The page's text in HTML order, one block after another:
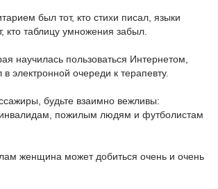
был тот, кто стихи писал, языки
кто таблицу умножения забыл.
научилась пользоваться Интернетом,
в электронной очереди к терапевту.
будьте взаимно вежливы:
инвалидам, пожилым людям и футболистам
женщина может добиться очень и очень